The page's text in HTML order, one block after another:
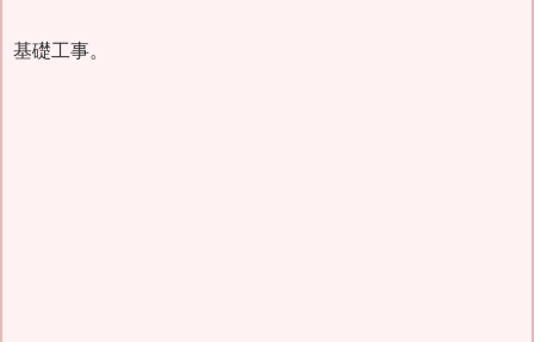
基礎工事。